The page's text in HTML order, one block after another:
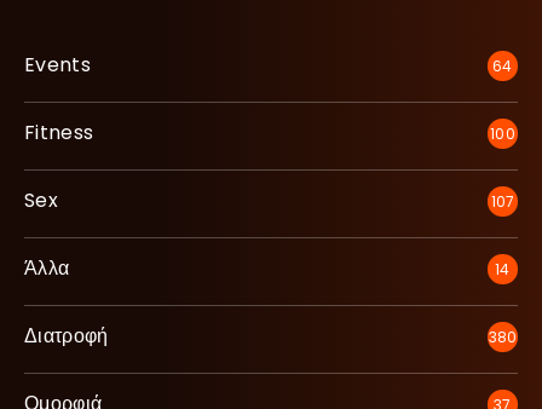
Events 64
Fitness 100
Sex 107
Άλλα 14
Διατροφή 380
Ομορφιά 37